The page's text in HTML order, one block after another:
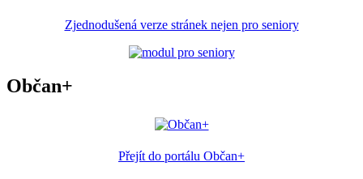
Zjednodušená verze stránek nejen pro seniory
Občan+
Přejít do portálu Občan+